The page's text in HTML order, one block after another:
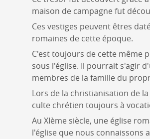
maison de campagne fut
Ces vestiges peuvent êtres
romaines de cette époque.
C'est toujours de cette même
sous l'église. Il pourrait s'agir
membres de la famille du
Lors de la christianisation de
culte chrétien toujours à
Au XIème siècle, une église
l'église que nous connaissons